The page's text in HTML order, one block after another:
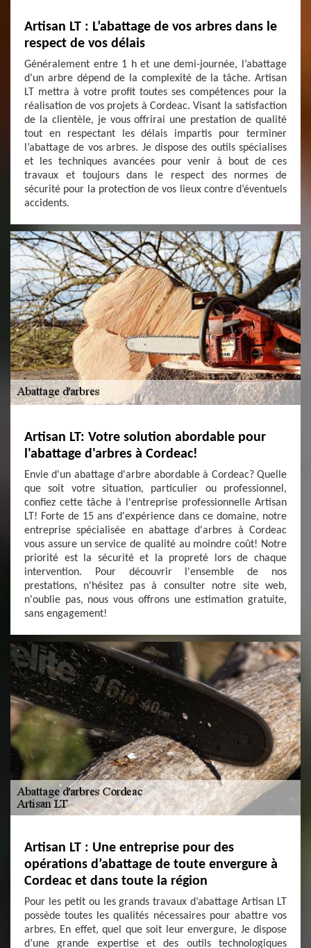
Artisan LT : L’abattage de vos arbres dans le
respect de vos délais
Généralement entre 1 h et une demi-journée, l’abattage
d’un arbre dépend de la complexité de la tâche. Artisan
LT mettra à votre profit toutes ses compétences pour la
réalisation de vos projets à Cordeac. Visant la satisfaction
de la clientèle, je vous offrirai une prestation de qualité
tout en respectant les délais impartis pour terminer
l’abattage de vos arbres. Je dispose des outils spécialises
et les techniques avancées pour venir à bout de ces
travaux et toujours dans le respect des normes de
sécurité pour la protection de vos lieux contre d’éventuels
accidents.
Artisan LT: Votre solution abordable pour
l'abattage d'arbres à Cordeac!
Envie d'un abattage d'arbre abordable à Cordeac? Quelle
que soit votre situation, particulier ou professionnel,
confiez cette tâche à l'entreprise professionnelle Artisan
LT! Forte de 15 ans d'expérience dans ce domaine, notre
entreprise spécialisée en abattage d'arbres à Cordeac
vous assure un service de qualité au moindre coût! Notre
priorité est la sécurité et la propreté lors de chaque
intervention. Pour découvrir l'ensemble de nos
prestations, n'hésitez pas à consulter notre site web,
n'oublie pas, nous vous offrons une estimation gratuite,
sans engagement!
Artisan LT : Une entreprise pour des
opérations d’abattage de toute envergure à
Cordeac et dans toute la région
Pour les petit ou les grands travaux d’abattage Artisan LT
possède toutes les qualités nécessaires pour abattre vos
arbres. En effet, quel que soit leur envergure, Je dispose
d’une grande expertise et des outils technologiques